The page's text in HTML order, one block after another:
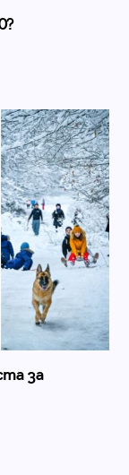
за